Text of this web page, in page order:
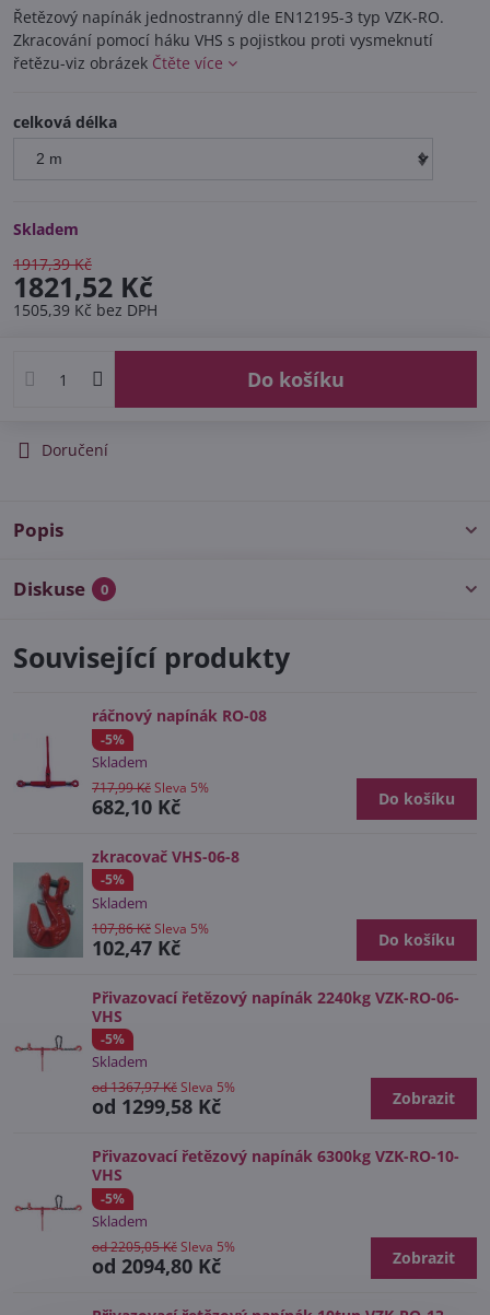
Řetězový napínák jednostranný dle EN12195-3 typ VZK-RO.
Zkracování pomocí háku VHS s pojistkou proti vysmeknutí
řetězu-viz obrázek Čtěte více
celková délka
Skladem
1917,39 Kč
1821,52 Kč
1505,39 Kč bez DPH
Do košíku
Doručení
Popis
Diskuse 0
Související produkty
ráčnový napínák RO-08
-5%
Skladem
682,10 Kč
717,99 KčSleva 5%
Do košíku
zkracovač VHS-06-8
-5%
Skladem
102,47 Kč
107,86 KčSleva 5%
Do košíku
Přivazovací řetězový napínák 2240kg VZK-RO-06-
VHS
-5%
Skladem
od 1299,58 Kč
od 1367,97 KčSleva 5%
Zobrazit
Přivazovací řetězový napínák 6300kg VZK-RO-10-
VHS
-5%
Skladem
od 2094,80 Kč
od 2205,05 KčSleva 5%
Zobrazit